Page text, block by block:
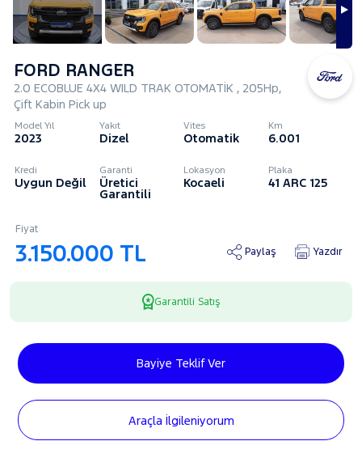
FORD RANGER
2.0 ECOBLUE 4X4 WILD TRAK OTOMATİK , 205Hp,
Çift Kabin Pick up
Model Yıl
2023
Yakıt
Dizel
Vites
Otomatik
Km
6.001
Kredi
Uygun Değil
Garanti
Üretici
Garantili
Lokasyon
Kocaeli
Plaka
41 ARC 125
Fiyat
3.150.000 TL Paylaş Yazdır
Garantili Satış
Bayiye Teklif Ver
Araçla İlgileniyorum